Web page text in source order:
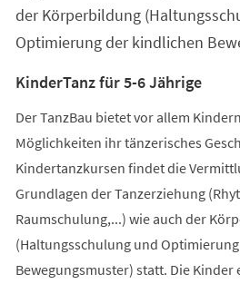
der Körperbildung
Optimierung der kindlichen
KinderTanz für 5-6 Jährige
Der TanzBau bietet vor allem
Möglichkeiten ihr tänzerisches
Kindertanzkursen findet die
Grundlagen der Tanzerziehung
Raumschulung,...) wie auch der
(Haltungsschulung und
Bewegungsmuster) statt. Die Kinder